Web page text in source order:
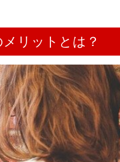
リットとは？